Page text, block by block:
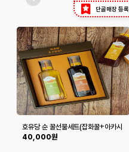
단골매장 등록
호유당 순 꿀선물세트(잡화꿀+아카시
아꿀)
40,000원